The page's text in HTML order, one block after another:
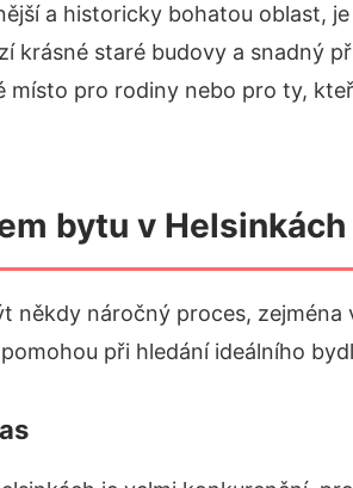
a historicky bohatou oblast,
krásné staré budovy a snadný
místo pro rodiny nebo pro ty,
bytu v Helsinkách
někdy náročný proces, zejména
při hledání ideálního